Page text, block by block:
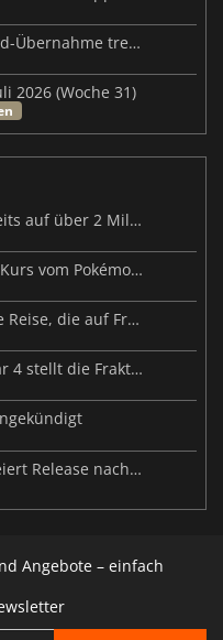
Malware-Karten und eine Discord-Übernahme treffen Meccha Chameleon
2026 (Woche 31)
Resident Evil Veronica steht bereits auf über 2 Millionen Wunschlisten
Beast of Reincarnation: Frischer Kurs vom Pokémon-Studio
Big Walk ist jetzt erhältlich – eine Reise, die auf Freundschaft basiert
Warhammer 40.000: Dawn of War 4 stellt die Fraktion der Necrons vor
Forsaken Realms: Vahrin’s Call feiert Release nach 10 Jahren
Angebote – einfach